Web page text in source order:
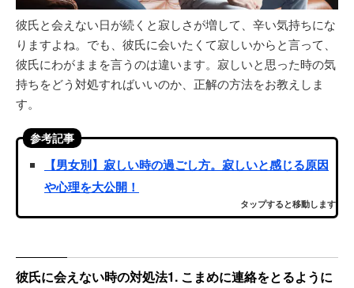
彼氏と会えない日が続くと寂しさが増して、辛い気持ちにな
りますよね。でも、彼氏に会いたくて寂しいからと言って、
彼氏にわがままを言うのは違います。寂しいと思った時の気
持ちをどう対処すればいいのか、正解の方法をお教えしま
す。
参考記事
【男女別】寂しい時の過ごし方。寂しいと感じる原因
や心理を大公開！
タップすると移動します
彼氏に会えない時の対処法1. こまめに連絡をとるように